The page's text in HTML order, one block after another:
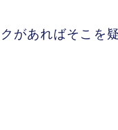
があればそこを